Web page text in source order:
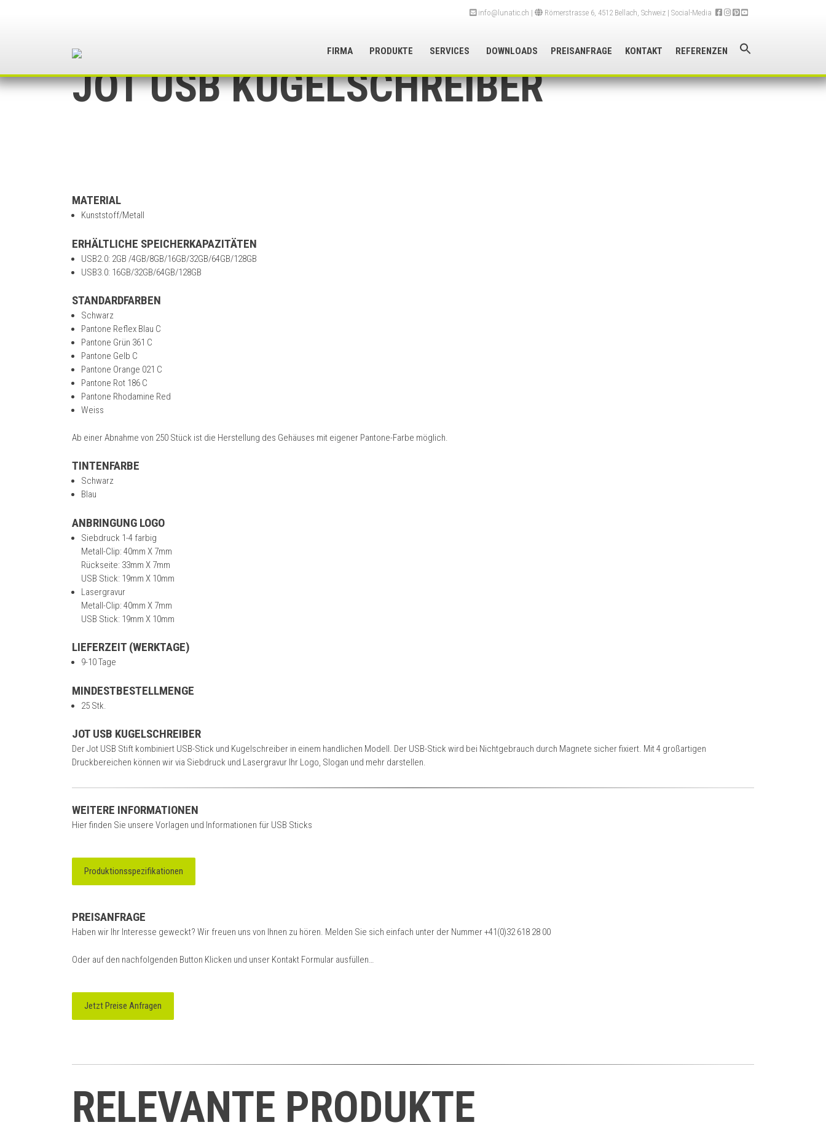
info@lunatic.ch | Römerstrasse 6, 4512 Bellach, Schweiz | Social-Media
FIRMA PRODUKTE SERVICES DOWNLOADS PREISANFRAGE KONTAKT REFERENZEN
JOT USB KUGELSCHREIBER
MATERIAL
Kunststoff/Metall
ERHÄLTLICHE SPEICHERKAPAZITÄTEN
USB2.0: 2GB /4GB/8GB/16GB/32GB/64GB/128GB
USB3.0: 16GB/32GB/64GB/128GB
STANDARDFARBEN
Schwarz
Pantone Reflex Blau C
Pantone Grün 361 C
Pantone Gelb C
Pantone Orange 021 C
Pantone Rot 186 C
Pantone Rhodamine Red
Weiss
Ab einer Abnahme von 250 Stück ist die Herstellung des Gehäuses mit eigener Pantone-Farbe möglich.
TINTENFARBE
Schwarz
Blau
ANBRINGUNG LOGO
Siebdruck 1-4 farbig
Metall-Clip: 40mm X 7mm
Rückseite: 33mm X 7mm
USB Stick: 19mm X 10mm
Lasergravur
Metall-Clip: 40mm X 7mm
USB Stick: 19mm X 10mm
LIEFERZEIT (WERKTAGE)
9-10 Tage
MINDESTBESTELLMENGE
25 Stk.
JOT USB KUGELSCHREIBER
Der Jot USB Stift kombiniert USB-Stick und Kugelschreiber in einem handlichen Modell. Der USB-Stick wird bei Nichtgebrauch durch Magnete sicher fixiert. Mit 4 großartigen
Druckbereichen können wir via Siebdruck und Lasergravur Ihr Logo, Slogan und mehr darstellen.
WEITERE INFORMATIONEN
Hier finden Sie unsere Vorlagen und Informationen für USB Sticks
Produktionsspezifikationen
PREISANFRAGE
Haben wir Ihr Interesse geweckt? Wir freuen uns von Ihnen zu hören. Melden Sie sich einfach unter der Nummer+41(0)32 618 28 00
Oder auf den nachfolgenden Button Klicken und unser Kontakt Formular ausfüllen…
Jetzt Preise Anfragen
RELEVANTE PRODUKTE